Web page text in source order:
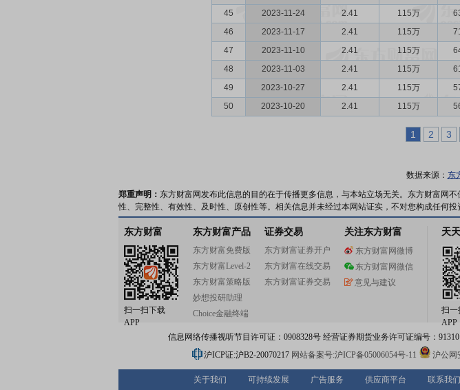
45
2023-11-24 2.41 115万
46
2023-11-17 2.41 115万
47
2023-11-10 2.41 115万
48
2023-11-03 2.41 115万
49
2023-10-27 2.41 115万
50
2023-10-20 2.41 115万
1 2 3
数据来源： 东
郑重声明： 东方财富网发布此信息的目的在于传播更多信息，与本站立场无关。东方财富网
性、完整性、有效性、及时性、原创性等。相关信息并未经过本网站证实，不对您构成任何投
东方财富
扫一扫下载
APP
东方财富产品
东方财富免费版
东方财富Level-2
东方财富策略版
妙想投研助理
Choice金融终端
证券交易
东方财富证券开户
东方财富在线交易
东方财富证券交易
关注东方财富
东方财富网微博
东方财富网微信
意见与建议
天
扫一
APP
信息网络传播视听节目许可证：0908328号 经营证券期货业务许可证编号：
沪ICP证:沪B2-20070217 网站备案号:沪ICP备05006054号-11 沪公网
关于我们 可持续发展 广告服务 供应商平台 联系我们